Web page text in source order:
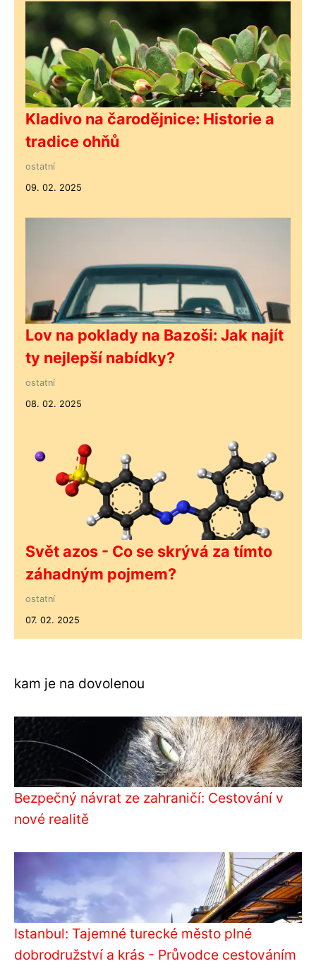
Kladivo na čarodějnice: Historie a
tradice ohňů
ostatní
09. 02. 2025
Lov na poklady na Bazoši: Jak najít
ty nejlepší nabídky?
ostatní
08. 02. 2025
Svět azos - Co se skrývá za tímto
záhadným pojmem?
ostatní
07. 02. 2025
kam je na dovolenou
Bezpečný návrat ze zahraničí: Cestování v
nové realitě
Istanbul: Tajemné turecké město plné
dobrodružství a krás - Průvodce cestováním